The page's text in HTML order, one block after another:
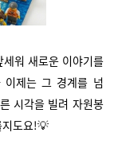
워 새로운 이야기를
이제는 그 경계를 넘
시각을 빌려 자원봉
도요!💡